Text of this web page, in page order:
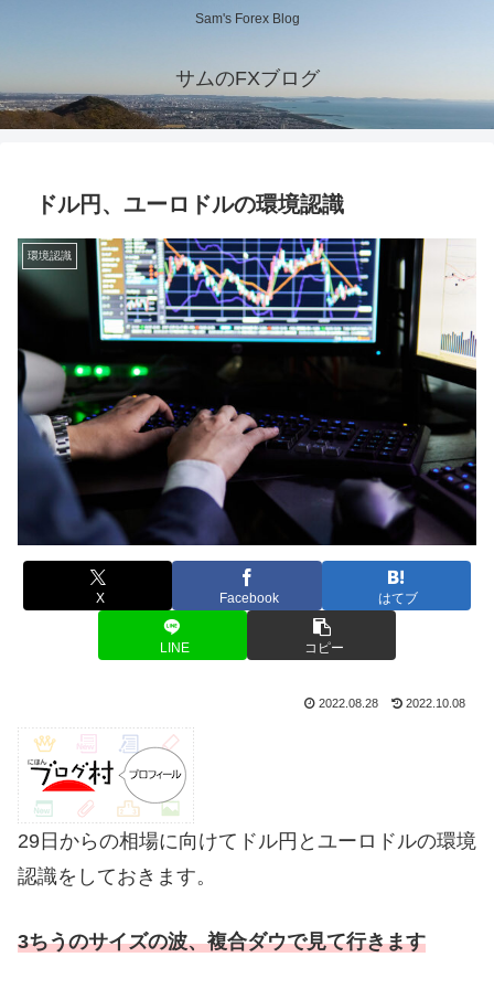
Sam's Forex Blog
サムのFXブログ
ドル円、ユーロドルの環境認識
環境認識
X Facebook はてブ
LINE コピー
2022.08.28 2022.10.08
29日からの相場に向けてドル円とユーロドルの環境
認識をしておきます。
3ちうのサイズの波、複合ダウで見て行きます